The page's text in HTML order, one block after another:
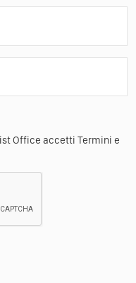
Office accetti Termini e